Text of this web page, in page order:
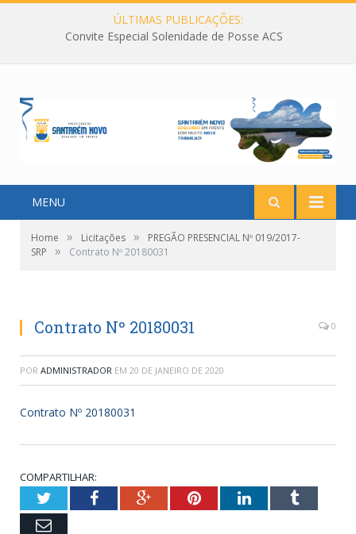
ÚLTIMAS PUBLICAÇÕES:
Convite Especial Solenidade de Posse ACS
MENU
Home » Licitações »
PREGÃO PRESENCIAL Nº 019/2017-
SRP
» Contrato Nº 20180031
Contrato Nº 20180031 0
POR ADMINISTRADOR EM 20 DE JANEIRO DE 2020
Contrato Nº 20180031
COMPARTILHAR:
TwitterFacebookGoogle+PinterestLinkedInTumblr
Email